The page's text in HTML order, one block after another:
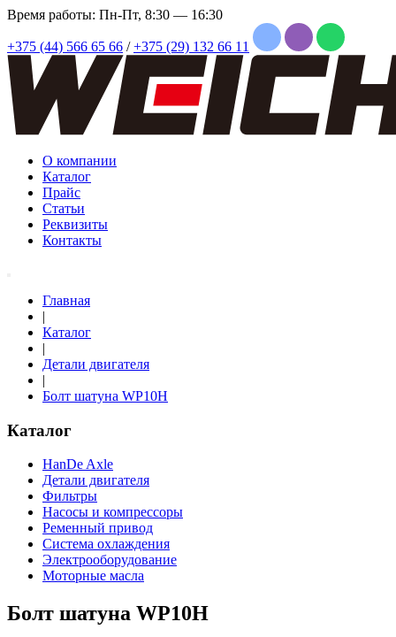
Время работы: Пн-Пт, 8:30 — 16:30
+375 (44) 566 65 66 / +375 (29) 132 66 11
О компании
Каталог
Прайс
Статьи
Реквизиты
Контакты
Главная
|
Каталог
|
Детали двигателя
|
Болт шатуна WP10H
Каталог
HanDe Axle
Детали двигателя
Фильтры
Насосы и компрессоры
Ременный привод
Система охлаждения
Электрооборудование
Моторные масла
Болт шатуна WP10H